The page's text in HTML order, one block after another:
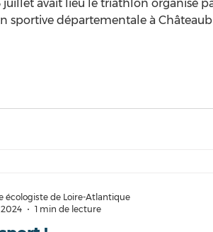
juillet avait lieu le triathlon organisé
sportive départementale à
écologiste de Loire-Atlantique
1 min de lecture